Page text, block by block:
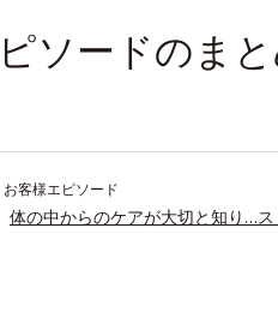
ソードのま
お客様エピソード
体の中からのケアが大切と知り…